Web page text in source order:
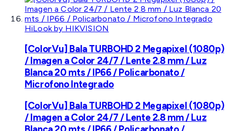
HiLook by HIKVISION
[ColorVu] Bala TURBOHD 2 Megapixel (1080p)
/ Imagen a Color 24/7 / Lente 2.8 mm / Luz
Blanca 20 mts / IP66 / Policarbonato /
Microfono Integrado
[ColorVu] Bala TURBOHD 2 Megapixel (1080p)
/ Imagen a Color 24/7 / Lente 2.8 mm / Luz